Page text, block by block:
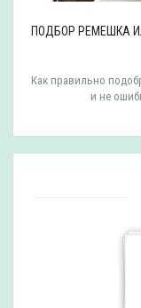
ПОДБОР РЕМЕШКА
Как правильно
и не